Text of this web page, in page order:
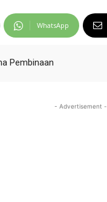
WhatsApp
Pembinaan
- Advertisement -